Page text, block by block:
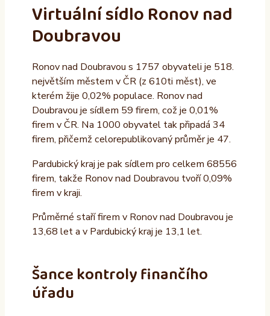
Ne
ALTAXO SE
COMEFLEX CONSULTING s.r.o.
Firmus a.s.
Další
Virtuální sídlo Ronov nad
Doubravou
Ronov nad Doubravou s 1757 obyvateli je 518.
největším městem v ČR (z 610ti měst), ve
kterém žije 0,02% populace. Ronov nad
Doubravou je sídlem 59 firem, což je 0,01%
firem v ČR. Na 1000 obyvatel tak připadá 34
firem, přičemž celorepublikovaný průměr je 47.
Pardubický kraj je pak sídlem pro celkem 68556
firem, takže Ronov nad Doubravou tvoří 0,09%
firem v kraji.
Průměrné staří firem v Ronov nad Doubravou je
13,68 let a v Pardubický kraj je 13,1 let.
Šance kontroly finančího
úřadu